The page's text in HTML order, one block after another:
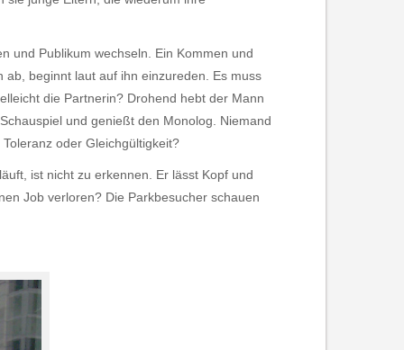
und Publikum wechseln. Ein Kommen und
beginnt laut auf ihn einzureden. Es muss
die Partnerin? Drohend hebt der Mann
und genießt den Monolog. Niemand
oder Gleichgültigkeit?
ist nicht zu erkennen. Er lässt Kopf und
Job verloren? Die Parkbesucher schauen